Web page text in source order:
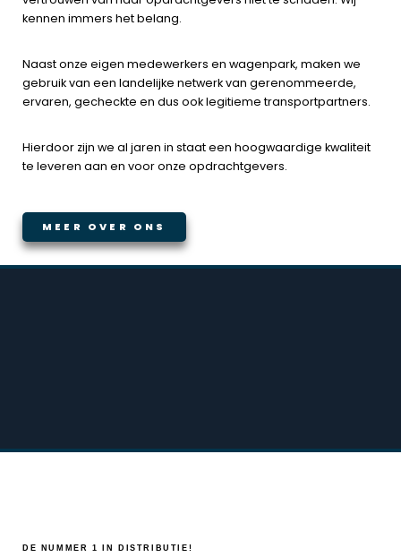
kennen immers het belang.
Naast onze eigen medewerkers en wagenpark, maken we
gebruik van een landelijke netwerk van gerenommeerde,
ervaren, gecheckte en dus ook legitieme transportpartners.
Hierdoor zijn we al jaren in staat een hoogwaardige kwaliteit
te leveren aan en voor onze opdrachtgevers.
MEER OVER ONS
DE NUMMER 1 IN DISTRIBUTIE!